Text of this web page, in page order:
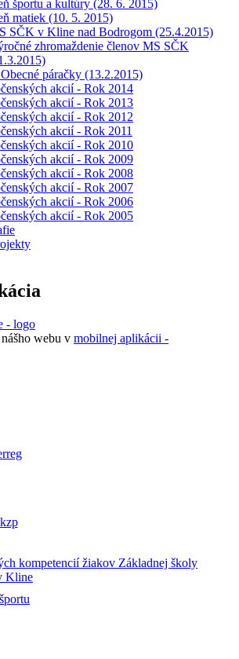
športu a kultúry (28. 6. 2015)
matiek (10. 5. 2015)
SČK v Kline nad Bodrogom (25.4.2015)
zhromaždenie členov MS SČK
páračky (13.2.2015)
akcií - Rok 2014
akcií - Rok 2013
akcií - Rok 2012
akcií - Rok 2011
akcií - Rok 2010
akcií - Rok 2009
akcií - Rok 2008
akcií - Rok 2007
akcií - Rok 2006
akcií - Rok 2005
webu v mobilnej aplikácii -